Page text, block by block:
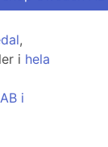
,
i hela
i